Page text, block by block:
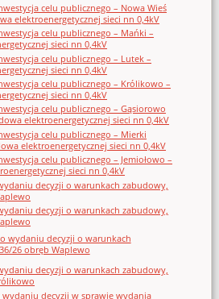
celu publicznego – Nowa Wieś
elektroenergetycznej sieci nn 0,4kV
celu publicznego – Mańki –
sieci nn 0,4kV
celu publicznego – Lutek –
sieci nn 0,4kV
celu publicznego – Królikowo –
sieci nn 0,4kV
celu publicznego – Gąsiorowo
elektroenergetycznej sieci nn 0,4kV
celu publicznego – Mierki
elektroenergetycznej sieci nn 0,4kV
celu publicznego – Jemiołowo –
sieci nn 0,4kV
decyzji o warunkach zabudowy,
decyzji o warunkach zabudowy,
wydaniu decyzji o warunkach
26 obręb Waplewo
decyzji o warunkach zabudowy,
wydaniu decyzji w sprawie wydania